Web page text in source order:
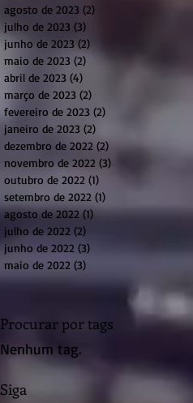
agosto de 2023 (2)
julho de 2023 (3)
junho de 2023 (2)
maio de 2023 (2)
abril de 2023 (4)
março de 2023 (2)
fevereiro de 2023 (2)
janeiro de 2023 (2)
dezembro de 2022 (2) 2 posts
novembro de 2022 (3)
outubro de 2022 (1)
setembro de 2022 (1)
agosto de 2022 (1) 1 post
julho de 2022 (2)
junho de 2022 (3)
maio de 2022 (3)
Procurar por tags
Nenhum tag.
Siga